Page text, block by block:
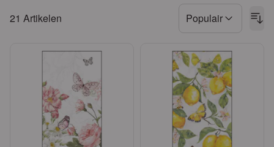
21 Artikelen Sorteren op
Populair